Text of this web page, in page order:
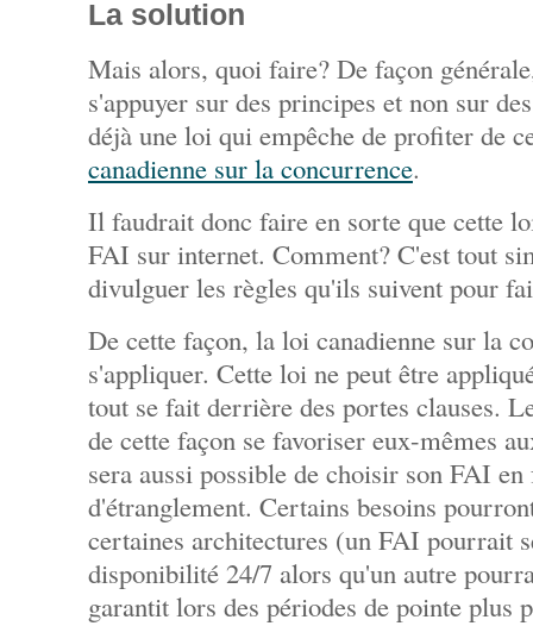
La solution
Mais alors, quoi faire? De façon
s'appuyer sur des principes et non sur
déjà une loi qui empêche de profiter de
canadienne sur la concurrence.
Il faudrait donc faire en sorte que cette
FAI sur internet. Comment? C'est tout
divulguer les règles qu'ils suivent pour
De cette façon, la loi canadienne sur la
s'appliquer. Cette loi ne peut être
tout se fait derrière des portes clauses.
de cette façon se favoriser eux-mêmes
sera aussi possible de choisir son FAI
d'étranglement. Certains besoins
certaines architectures (un FAI pourrait
disponibilité 24/7 alors qu'un autre
garantit lors des périodes de pointe plus